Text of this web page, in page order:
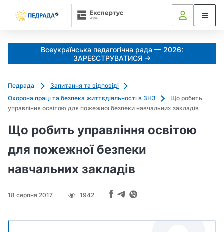
Всеукраїнська педагогічна рада — 2026:
ЗАРЕЄСТРУВАТИСЯ →
Педрада
Запитання та відповіді
Охорона праці та безпека життєдіяльності в ЗНЗ
Що робить
управління освітою для пожежної безпеки навчальних закладів
Що робить управління освітою
для пожежної безпеки
навчальних закладів
18 серпня 2017 1942